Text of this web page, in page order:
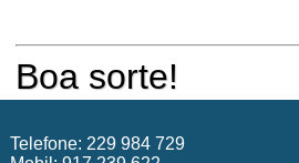
Boa sorte!
Telefone: 229 984 729